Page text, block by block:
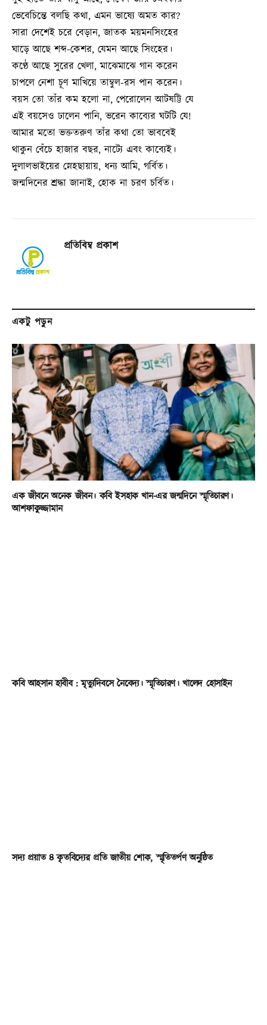
ভেবেচিন্তে বলছি কথা, এমন ভাষ্যে অমত কার?
সারা দেশেই চরে বেড়ান, জাতক ময়মনসিংহের
ঘাড়ে আছে শব্দ-কেশর, যেমন আছে সিংহের।
কণ্ঠে আছে সুরের খেলা, মাঝেমাঝে গান করেন
চাপলে নেশা চূণ মাখিয়ে তাম্বুল-রস পান করেন।
বয়স তো তাঁর কম হলো না, পেরোলেন আটষট্টি যে
এই বয়সেও ঢালেন পানি, ভরেন কাব্যের ঘটটি যে!
আমার মতো ভক্ততরুণ তাঁর কথা তো ভাববেই
থাকুন বেঁচে হাজার বছর, নাট্যে এবং কাব্যেই।
দুলালভাইয়ের স্নেহছায়ায়, ধন্য আমি, গর্বিত।
জন্মদিনের শ্রদ্ধা জানাই, হোক না চরণ চর্বিত।
প্রতিবিম্ব প্রকাশ
একটু পড়ুন
এক জীবনে অনেক জীবন। কবি ইসহাক খান-এর জন্মদিনে স্মৃতিচারণ।
আশফাকুজ্জামান
কবি আহসান হাবীব : মৃত্যুদিবসে নৈবেদ্য। স্মৃতিচারণ। খালেদ হোসাইন
সদ্য প্রয়াত ৪ কৃতবিদ্যের প্রতি জাতীয় শোক, স্মৃতিতর্পণ অনুষ্ঠিত